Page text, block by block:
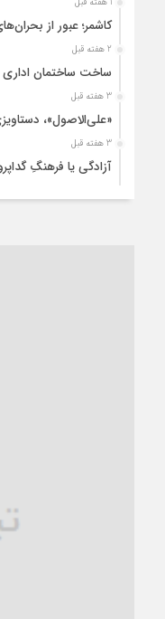
کاشمر؛ عبور از
2 هفته قبل
ساخت ساختمان اداری
3 هفته قبل
«علی‌الاصول»،
3 هفته قبل
آزادگی یا فرهنگِ
ترجیح عقلانیت ایرانی